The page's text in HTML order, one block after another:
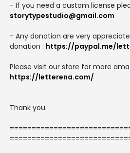
- If you need a custom license
storytypestudio@gmail.com
- Any donation are very
donation : https://paypal.me/
Please visit our store for more
https://letterena.com/
Thank you.